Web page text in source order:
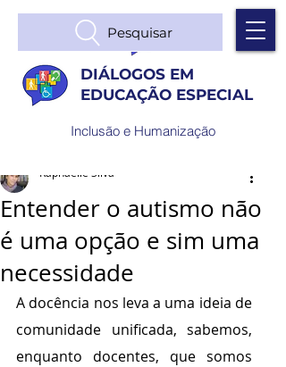
DIÁLOGOS EM
EDUCAÇÃO ESPECIAL
Inclusão e Humanização
Pesquisar
Entender o autismo não
é uma opção e sim uma
necessidade
Raphaelle Silva
A docência nos leva a uma ideia de
comunidade unificada, sabemos,
enquanto docentes, que somos